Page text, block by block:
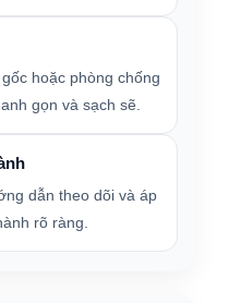
hoặc phòng chống
gọn và sạch sẽ.
dẫn theo dõi và áp
rõ ràng.